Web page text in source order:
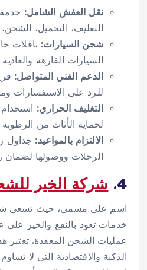
نقل العفش الشامل:
التغليف، التحميل،
شحن السيارات: ناقلات
السيارات الفارهة
الدعم الفني المتواصل:
للرد على الاستفسارات
التغليف الحراري:
لحماية الأثاث من الرطوبة
الالتزام بالمواعيد: جداول
الرحلات ووصولها لضمان
4. شركة الخير
اسم على مسمى، حيث تسعى
خدمات تعود بالنفع والخير على
عمليات الشحن المعقدة. تعتبر
الذكية والاقتصادية التي لا